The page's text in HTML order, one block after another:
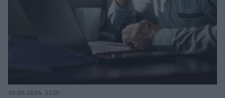
06.08.2026, 23:01